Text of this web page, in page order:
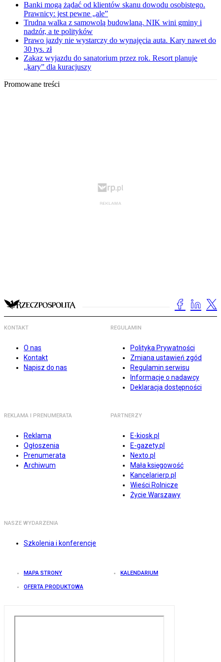
Banki mogą żądać od klientów skanu dowodu osobistego.
Prawnicy: jest pewne „ale”
Trudna walka z samowolą budowlaną. NIK wini gminy i
nadzór, a te polityków
Prawo jazdy nie wystarczy do wynajęcia auta. Kary nawet do
30 tys. zł
Zakaz wyjazdu do sanatorium przez rok. Resort planuje
„kary” dla kuracjuszy
Promowane treści
KONTAKT
O nas
Kontakt
Napisz do nas
REGULAMIN
Polityka Prywatności
Zmiana ustawień zgód
Regulamin serwisu
Informacje o nadawcy
Deklaracja dostępności
REKLAMA I PRENUMERATA
Reklama
Ogłoszenia
Prenumerata
Archiwum
PARTNERZY
E-kiosk.pl
E-gazety.pl
Nexto.pl
Mała księgowość
Kancelarierp.pl
Wieści Rolnicze
Życie Warszawy
NASZE WYDARZENIA
Szkolenia i konferencje
MAPA STRONY KALENDARIUM
OFERTA PRODUKTOWA